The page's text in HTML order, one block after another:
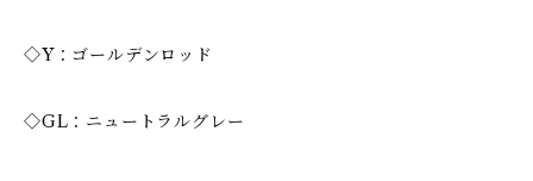
◇Y：ゴールデンロッド
◇GL：ニュートラルグレー